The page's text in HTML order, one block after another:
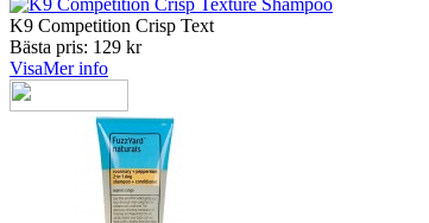
K9 Competition Crisp Text
Bästa pris: 129 kr
VisaMer info